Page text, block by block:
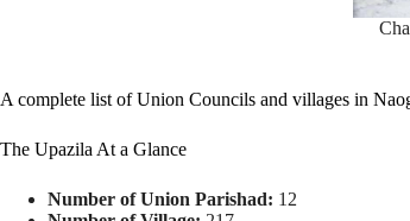
A complete list of Union Councils and villages in
The Upazila At a Glance
Number of Union Parishad: 12